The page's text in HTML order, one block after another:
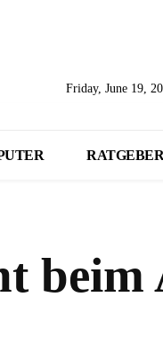
Friday, June 19,
RATGEBER
beim